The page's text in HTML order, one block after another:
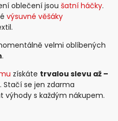
oblečení jsou šatní háčky.
výsuvné věšáky
velmi oblíbených
.
získáte trvalou slevu až –
Stačí se jen zdarma
výhody s každým nákupem.